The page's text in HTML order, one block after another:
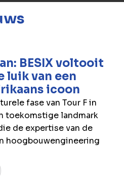
BESIX voltooit
luik van een
icoon
fase van Tour F in
toekomstige landmark
de expertise van de
hoogbouwengineering